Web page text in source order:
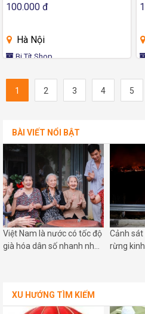
100.000 đ
Hà Nội
Bi Tít Shop
1 2 3 4 5
BÀI VIẾT NỔI BẬT
Việt Nam là nước có tốc độ
già hóa dân số nhanh nhất
Cảnh sát
rừng
XU HƯỚNG TÌM KIẾM